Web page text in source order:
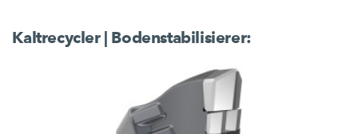
Kaltrecycler | Bodenstabilisierer: